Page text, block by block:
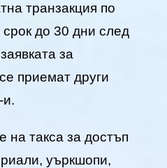
транзакция по
до 30 дни след
за
приемат други
и.
на такса за достъп
уъркшопи,